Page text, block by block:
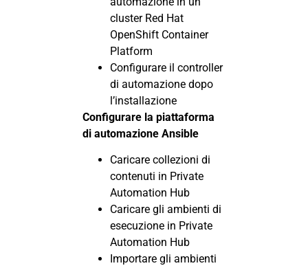
cluster Red Hat
OpenShift Container
Platform
Configurare il controller
di automazione dopo
l’installazione
Configurare la piattaforma
di automazione Ansible
Caricare collezioni di
contenuti in Private
Automation Hub
Caricare gli ambienti di
esecuzione in Private
Automation Hub
Importare gli ambienti